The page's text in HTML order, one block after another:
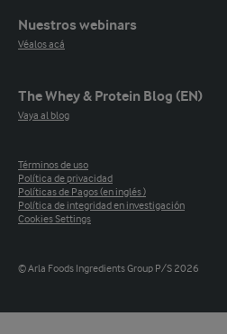
Nuestros webinars
Véalos acá
The Whey & Protein Blog (EN)
Vaya al blog
Términos de uso
Política de privacidad
Políticas de Pagos (en inglés )
Política de integridad en investigación
Cookies Settings
© Arla Foods Ingredients Group P/S 2026